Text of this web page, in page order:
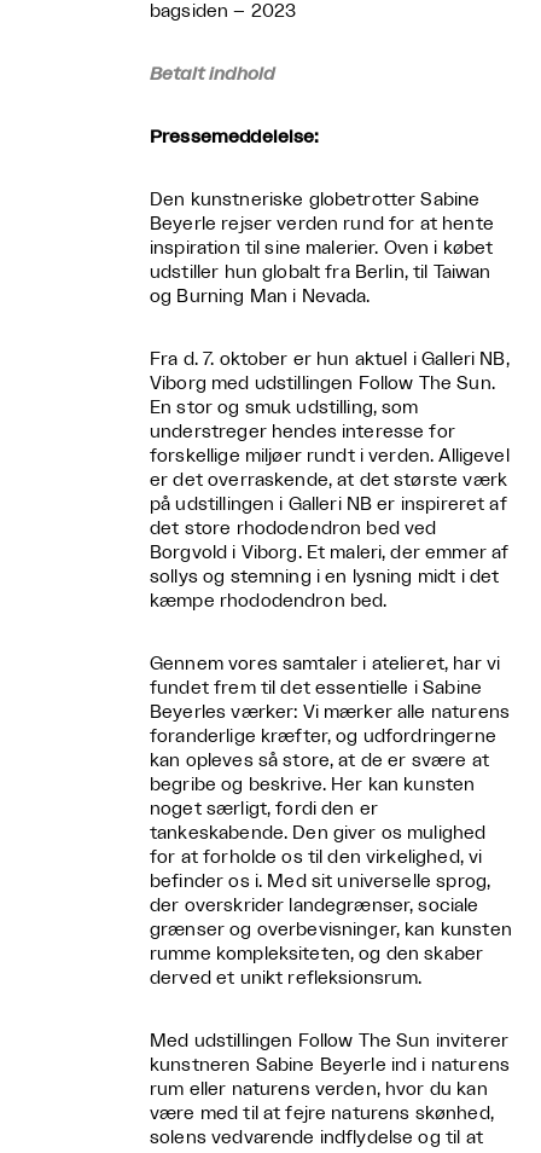
bagsiden – 2023
Betalt indhold
Pressemeddelelse:
Den kunstneriske globetrotter Sabine
Beyerle rejser verden rund for at hente
inspiration til sine malerier. Oven i købet
udstiller hun globalt fra Berlin, til Taiwan
og Burning Man i Nevada.
Fra d. 7. oktober er hun aktuel i Galleri NB,
Viborg med udstillingen Follow The Sun.
En stor og smuk udstilling, som
understreger hendes interesse for
forskellige miljøer rundt i verden. Alligevel
er det overraskende, at det største værk
på udstillingen i Galleri NB er inspireret af
det store rhododendron bed ved
Borgvold i Viborg. Et maleri, der emmer af
sollys og stemning i en lysning midt i det
kæmpe rhododendron bed.
Gennem vores samtaler i atelieret, har vi
fundet frem til det essentielle i Sabine
Beyerles værker: Vi mærker alle naturens
foranderlige kræfter, og udfordringerne
kan opleves så store, at de er svære at
begribe og beskrive. Her kan kunsten
noget særligt, fordi den er
tankeskabende. Den giver os mulighed
for at forholde os til den virkelighed, vi
befinder os i. Med sit universelle sprog,
der overskrider landegrænser, sociale
grænser og overbevisninger, kan kunsten
rumme kompleksiteten, og den skaber
derved et unikt refleksionsrum.
Med udstillingen Follow The Sun inviterer
kunstneren Sabine Beyerle ind i naturens
rum eller naturens verden, hvor du kan
være med til at fejre naturens skønhed,
solens vedvarende indflydelse og til at